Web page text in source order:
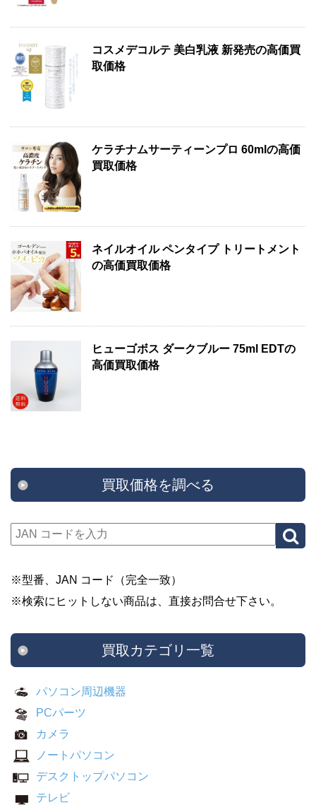
コスメデコルテ 美白乳液 新発売の高価買
取価格
ケラチナムサーティーンプロ 60mlの高価
買取価格
ネイルオイル ペンタイプ トリートメント
の高価買取価格
ヒューゴボス ダークブルー 75ml EDTの
高価買取価格
買取価格を調べる
※型番、JAN コード（完全一致）
※検索にヒットしない商品は、直接お問合せ下さい。
買取カテゴリ一覧
パソコン周辺機器
PCパーツ
カメラ
ノートパソコン
デスクトップパソコン
テレビ